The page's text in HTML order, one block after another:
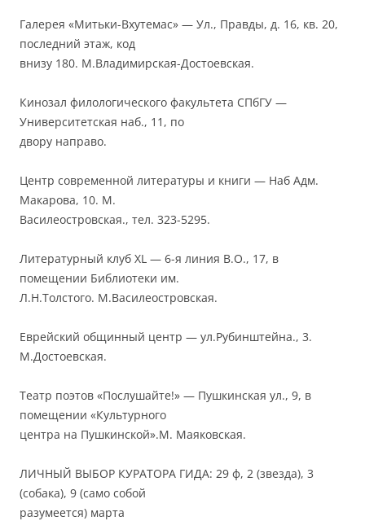
Галерея «Митьки-Вхутемас» — Ул., Правды, д. 16, кв. 20,
последний этаж, код
внизу 180. М.Владимирская-Достоевская.
Кинозал филологического факультета СПбГУ —
Университетская наб., 11, по
двору направо.
Центр современной литературы и книги — Наб Адм.
Макарова, 10. М.
Василеостровская., тел. 323-5295.
Литературный клуб XL — 6-я линия В.О., 17, в
помещении Библиотеки им.
Л.Н.Толстого. М.Василеостровская.
Еврейский общинный центр — ул.Рубинштейна., 3.
М.Достоевская.
Театр поэтов «Послушайте!» — Пушкинская ул., 9, в
помещении «Культурного
центра на Пушкинской».М. Маяковская.
ЛИЧНЫЙ ВЫБОР КУРАТОРА ГИДА: 29 ф, 2 (звезда), 3
(собака), 9 (само собой
разумеется) марта